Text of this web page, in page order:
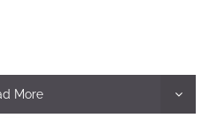
More